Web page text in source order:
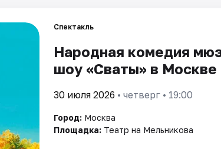
Спектакль
Народная комедия
шоу «Сваты» в Москве
30 июля 2026 • четверг • 19:00
Город: Москва
Площадка: Театр на Мельникова